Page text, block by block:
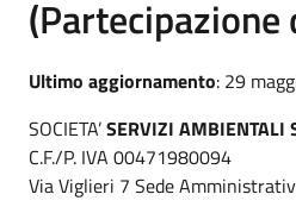
Ultimo aggiornamento: 29
SOCIETA’SERVIZI AMBIENTALI
C.F./P. IVA 00471980094
Via Viglieri 7 Sede